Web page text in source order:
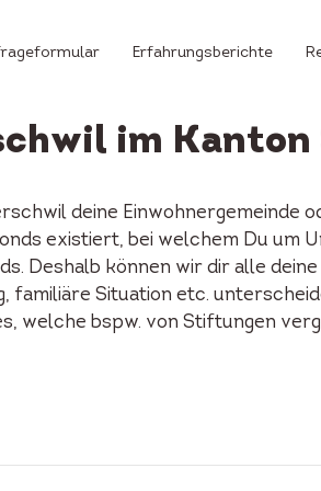
Erfahrungsberichte
im Kanton
deine Einwohnergemeinde
existiert, bei welchem Du um
Deshalb können wir dir alle
familiäre Situation etc.
welche bspw. von Stiftungen